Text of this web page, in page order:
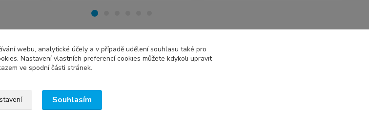
plastové vchodové dveře
webu, analytické účely a v případě udělení souhlasu také pro
Nastavení vlastních preferencí cookies můžete kdykoli upravit
ve spodní části stránek.
Souhlasím